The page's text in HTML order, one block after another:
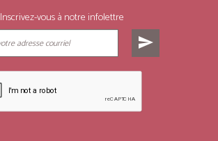
Inscrivez-vous à notre infolettre
send